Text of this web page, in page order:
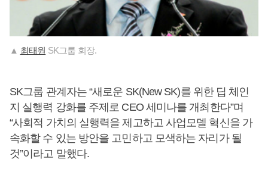
▲ 최태원 SK그룹 회장.
SK그룹 관계자는 “새로운 SK(New SK)를 위한 딥 체인
지 실행력 강화를 주제로 CEO 세미나를 개최한다”며
“사회적 가치의 실행력을 제고하고 사업모델 혁신을 가
속화할 수 있는 방안을 고민하고 모색하는 자리가 될
것”이라고 말했다.